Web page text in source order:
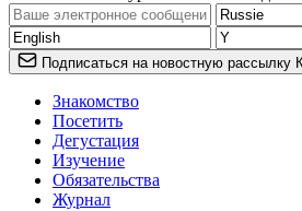
Подписаться на новостную рассылку
Знакомство
Посетить
Дегустация
Изучение
Обязательства
Журнал